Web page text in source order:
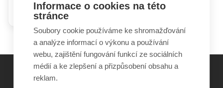
Batolecí období (věk 1–3 roky)
Informace o cookies na této
stránce
Soubory cookie používáme ke shromažďování
a analýze informací o výkonu a používání
webu, zajištění fungování funkcí ze sociálních
médií a ke zlepšení a přizpůsobení obsahu a
reklam.